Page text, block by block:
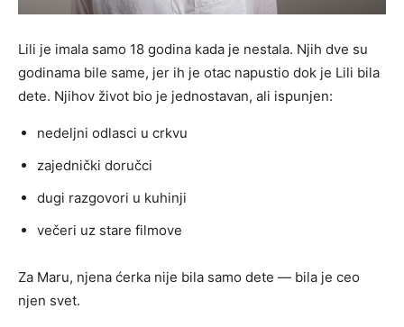
Lili je imala samo 18 godina kada je nestala. Njih dve su
godinama bile same, jer ih je otac napustio dok je Lili bila
dete. Njihov život bio je jednostavan, ali ispunjen:
nedeljni odlasci u crkvu
zajednički doručci
dugi razgovori u kuhinji
večeri uz stare filmove
Za Maru, njena ćerka nije bila samo dete — bila je ceo
njen svet.